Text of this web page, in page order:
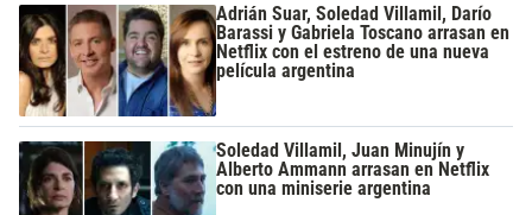
Adrián Suar, Soledad Villamil, Darío
Barassi y Gabriela Toscano arrasan en
Netflix con el estreno de una nueva
película argentina
Soledad Villamil, Juan Minujín y
Alberto Ammann arrasan en Netflix
con una miniserie argentina